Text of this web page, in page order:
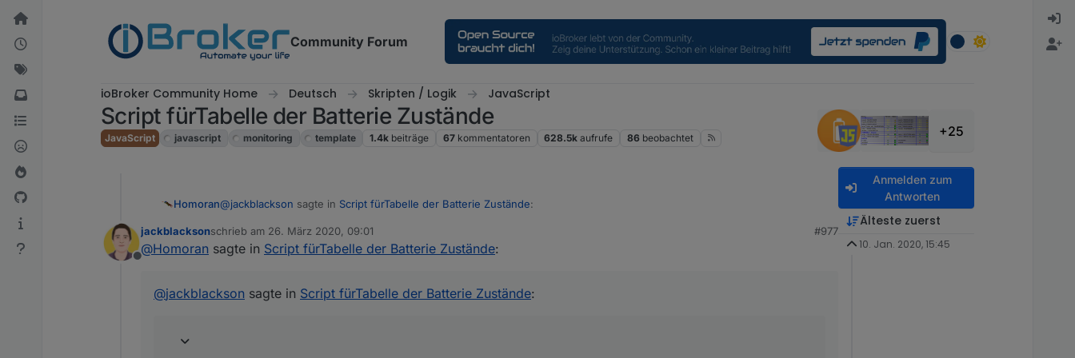
Weiter zum Inhalt
Community Forum
ioBroker Community Home Deutsch Skripten / Logik JavaScript
Script fürTabelle der Batterie Zustände
JavaScript javascript monitoring template 1.4k beiträge 67 kommentatoren 628.5k aufrufe 86 beobachtet +25
Homoran@jackblackson sagte in Script fürTabelle der Batterie Zustände:
bei mir sieht es momentan so aus:
immerhin jetzt Bool
einmal false, einmal true
Offline
jackblacksonschrieb am 26. März 2020, 09:01
zuletzt editiert von
#977
@Homoran sagte in Script fürTabelle der Batterie Zustände:
@jackblackson sagte in Script fürTabelle der Batterie Zustände:
Anmelden zum
Antworten
Älteste zuerst
10. Jan. 2020, 15:45